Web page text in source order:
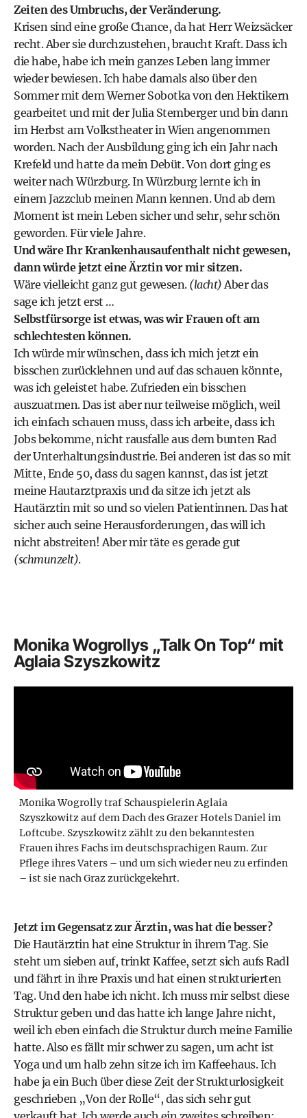
Zeiten des Umbruchs, der Veränderung.
Krisen sind eine große Chance, da hat Herr Weizsäcker
recht. Aber sie durchzustehen, braucht Kraft. Dass ich
die habe, habe ich mein ganzes Leben lang immer
wieder bewiesen. Ich habe damals also über den
Sommer mit dem Werner Sobotka von den Hektikern
gearbeitet und mit der Julia Stemberger und bin dann
im Herbst am Volkstheater in Wien angenommen
worden. Nach der Ausbildung ging ich ein Jahr nach
Krefeld und hatte da mein Debüt. Von dort ging es
weiter nach Würzburg. In Würzburg lernte ich in
einem Jazzclub meinen Mann kennen. Und ab dem
Moment ist mein Leben sicher und sehr, sehr schön
geworden. Für viele Jahre.
Und wäre Ihr Krankenhausaufenthalt nicht gewesen,
dann würde jetzt eine Ärztin vor mir sitzen.
Wäre vielleicht ganz gut gewesen. (lacht)Aber das
sage ich jetzt erst …
Selbstfürsorge ist etwas, was wir Frauen oft am
schlechtesten können.
Ich würde mir wünschen, dass ich mich jetzt ein
bisschen zurücklehnen und auf das schauen könnte,
was ich geleistet habe. Zufrieden ein bisschen
auszuatmen. Das ist aber nur teilweise möglich, weil
ich einfach schauen muss, dass ich arbeite, dass ich
Jobs bekomme, nicht rausfalle aus dem bunten Rad
der Unterhaltungsindustrie. Bei anderen ist das so mit
Mitte, Ende 50, dass du sagen kannst, das ist jetzt
meine Hautarztpraxis und da sitze ich jetzt als
Hautärztin mit so und so vielen Patientinnen. Das hat
sicher auch seine Herausforderungen, das will ich
nicht abstreiten! Aber mir täte es gerade gut
(schmunzelt).
Monika Wogrollys „Talk On Top“ mit
Aglaia Szyszkowitz
Monika Wogrolly traf Schauspielerin Aglaia
Szyszkowitz auf dem Dach des Grazer Hotels Daniel im
Loftcube. Szyszkowitz zählt zu den bekanntesten
Frauen ihres Fachs im deutschsprachigen Raum. Zur
Pflege ihres Vaters – und um sich wieder neu zu erfinden
– ist sie nach Graz zurückgekehrt.
Jetzt im Gegensatz zur Ärztin, was hat die besser?
Die Hautärztin hat eine Struktur in ihrem Tag. Sie
steht um sieben auf, trinkt Kaffee, setzt sich aufs Radl
und fährt in ihre Praxis und hat einen strukturierten
Tag. Und den habe ich nicht. Ich muss mir selbst diese
Struktur geben und das hatte ich lange Jahre nicht,
weil ich eben einfach die Struktur durch meine Familie
hatte. Also es fällt mir schwer zu sagen, um acht ist
Yoga und um halb zehn sitze ich im Kaffeehaus. Ich
habe ja ein Buch über diese Zeit der Strukturlosigkeit
geschrieben „Von der Rolle“, das sich sehr gut